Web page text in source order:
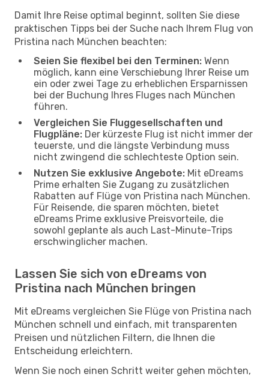
Damit Ihre Reise optimal beginnt, sollten Sie diese
praktischen Tipps bei der Suche nach Ihrem Flug von
Pristina nach München beachten:
Seien Sie flexibel bei den Terminen: Wenn
möglich, kann eine Verschiebung Ihrer Reise um
ein oder zwei Tage zu erheblichen Ersparnissen
bei der Buchung Ihres Fluges nach München
führen.
Vergleichen Sie Fluggesellschaften und
Flugpläne: Der kürzeste Flug ist nicht immer der
teuerste, und die längste Verbindung muss
nicht zwingend die schlechteste Option sein.
Nutzen Sie exklusive Angebote: Mit eDreams
Prime erhalten Sie Zugang zu zusätzlichen
Rabatten auf Flüge von Pristina nach München.
Für Reisende, die sparen möchten, bietet
eDreams Prime exklusive Preisvorteile, die
sowohl geplante als auch Last-Minute-Trips
erschwinglicher machen.
Lassen Sie sich von eDreams von
Pristina nach München bringen
Mit eDreams vergleichen Sie Flüge von Pristina nach
München schnell und einfach, mit transparenten
Preisen und nützlichen Filtern, die Ihnen die
Entscheidung erleichtern.
Wenn Sie noch einen Schritt weiter gehen möchten,